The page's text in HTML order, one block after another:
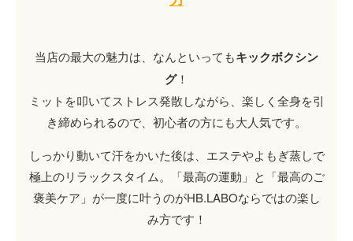
当店の最大の魅力は、なんといってもキックボクシン
グ！
ミットを叩いてストレス発散しながら、楽しく全身を引
き締められるので、初心者の方にも大人気です。
しっかり動いて汗をかいた後は、エステやよもぎ蒸しで
極上のリラックスタイム。「最高の運動」と「最高のご
褒美ケア」が一度に叶うのがHB.LABOならではの楽し
み方です！